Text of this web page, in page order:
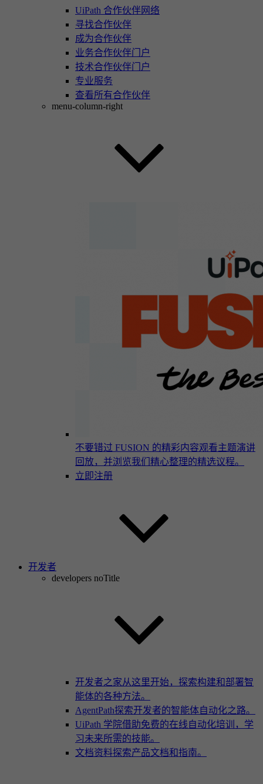
UiPath 合作伙伴网络
寻找合作伙伴
成为合作伙伴
业务合作伙伴门户
技术合作伙伴门户
专业服务
查看所有合作伙伴
menu-column-right
不要错过 FUSION 的精彩内容观看主题演讲
回放，并浏览我们精心整理的精选议程。
立即注册
开发者
developers noTitle
开发者之家从这里开始，探索构建和部署智
能体的各种方法。
AgentPath探索开发者的智能体自动化之路。
UiPath 学院借助免费的在线自动化培训，学
习未来所需的技能。
文档资料探索产品文档和指南。